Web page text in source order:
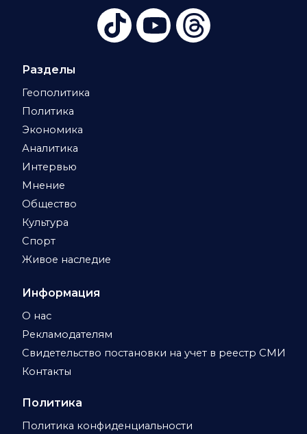
Разделы
Геополитика
Политика
Экономика
Аналитика
Интервью
Мнение
Общество
Культура
Спорт
Живое наследие
Информация
О нас
Рекламодателям
Свидетельство постановки на учет в реестр СМИ
Контакты
Политика
Политика конфиденциальности